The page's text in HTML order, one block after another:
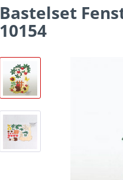
Bastelset
10154